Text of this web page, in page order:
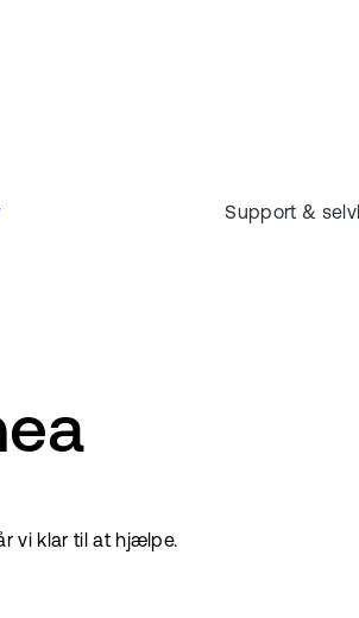
Support &
vi klar til at hjælpe.